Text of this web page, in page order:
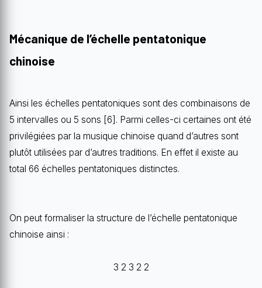
Mécanique de l’échelle pentatonique
chinoise
Ainsi les échelles pentatoniques sont des combinaisons de
5 intervalles ou 5 sons [6]. Parmi celles-ci certaines ont été
privilégiées par la musique chinoise quand d’autres sont
plutôt utilisées par d’autres traditions. En effet il existe au
total 66 échelles pentatoniques distinctes.
On peut formaliser la structure de l’échelle pentatonique
chinoise ainsi :
3 2 3 2 2